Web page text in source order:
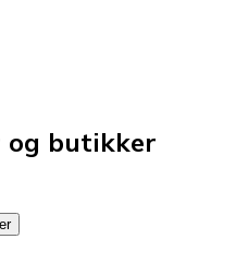
og butikker